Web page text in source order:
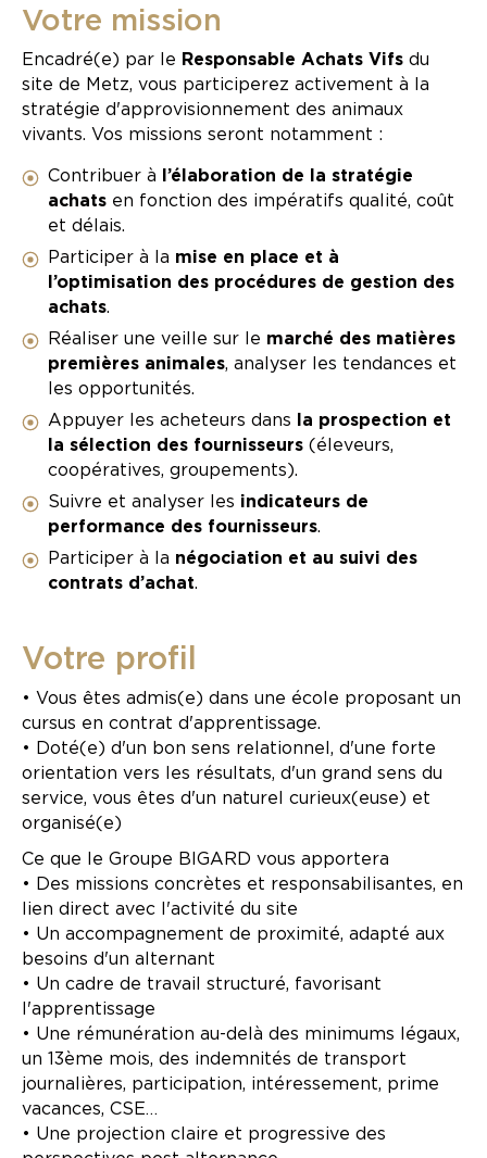
Votre mission
Encadré(e) par le Responsable Achats Vifs du
site de Metz, vous participerez activement à la
stratégie d'approvisionnement des animaux
vivants. Vos missions seront notamment :
Contribuer à
l’élaboration de la stratégie
achats en fonction des impératifs qualité, coût
et délais.
Participer à la mise en place et à
l’optimisation des procédures de gestion des
achats.
Réaliser une veille sur le marché des matières
premières animales, analyser les tendances et
les opportunités.
Appuyer les acheteurs dans
la prospection et
la sélection des fournisseurs (éleveurs,
coopératives, groupements).
Suivre et analyser les indicateurs de
performance des fournisseurs.
Participer à la négociation et au suivi des
contrats d’achat.
Votre profil
• Vous êtes admis(e) dans une école proposant un
cursus en contrat d'apprentissage.
• Doté(e) d'un bon sens relationnel, d'une forte
orientation vers les résultats, d'un grand sens du
service, vous êtes d'un naturel curieux(euse) et
organisé(e)
Ce que le Groupe BIGARD vous apportera
• Des missions concrètes et responsabilisantes, en
lien direct avec l'activité du site
• Un accompagnement de proximité, adapté aux
besoins d'un alternant
• Un cadre de travail structuré, favorisant
l'apprentissage
• Une rémunération au-delà des minimums légaux,
un 13ème mois, des indemnités de transport
journalières, participation, intéressement, prime
vacances, CSE…
• Une projection claire et progressive des